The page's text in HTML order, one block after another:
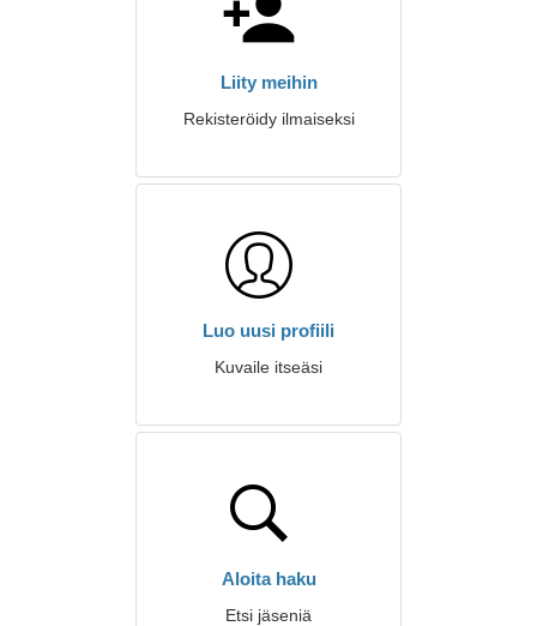
Liity meihin
Rekisteröidy ilmaiseksi
Luo uusi profiili
Kuvaile itseäsi
Aloita haku
Etsi jäseniä